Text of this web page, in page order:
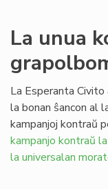
La unua
La Esperanta
la bonan ŝancon al
kampanjoj kontraŭ
kampanjo kontraŭ
la universalan